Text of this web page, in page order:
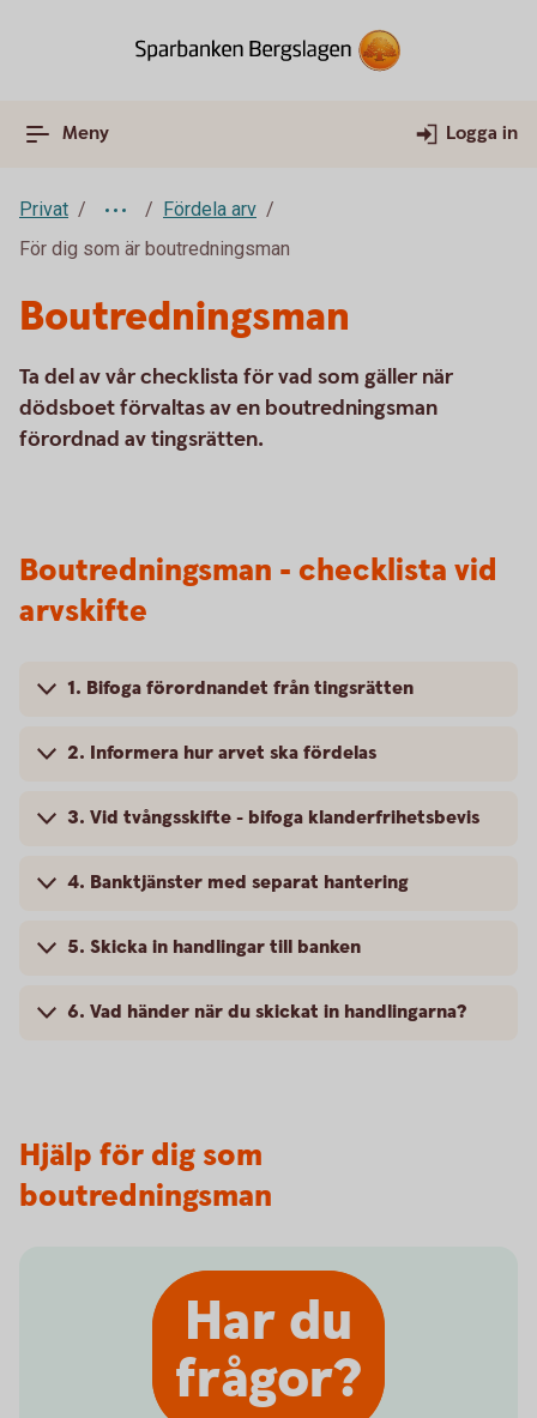
Meny Logga in
Privat
Fördela arv
För dig som är boutredningsman
Boutredningsman
Ta del av vår checklista för vad som gäller när
dödsboet förvaltas av en boutredningsman
förordnad av tingsrätten.
Boutredningsman - checklista vid
arvskifte
1. Bifoga förordnandet från tingsrätten
2. Informera hur arvet ska fördelas
3. Vid tvångsskifte - bifoga klanderfrihetsbevis
4. Banktjänster med separat hantering
5. Skicka in handlingar till banken
6. Vad händer när du skickat in handlingarna?
Hjälp för dig som
boutredningsman
Har du
frågor?